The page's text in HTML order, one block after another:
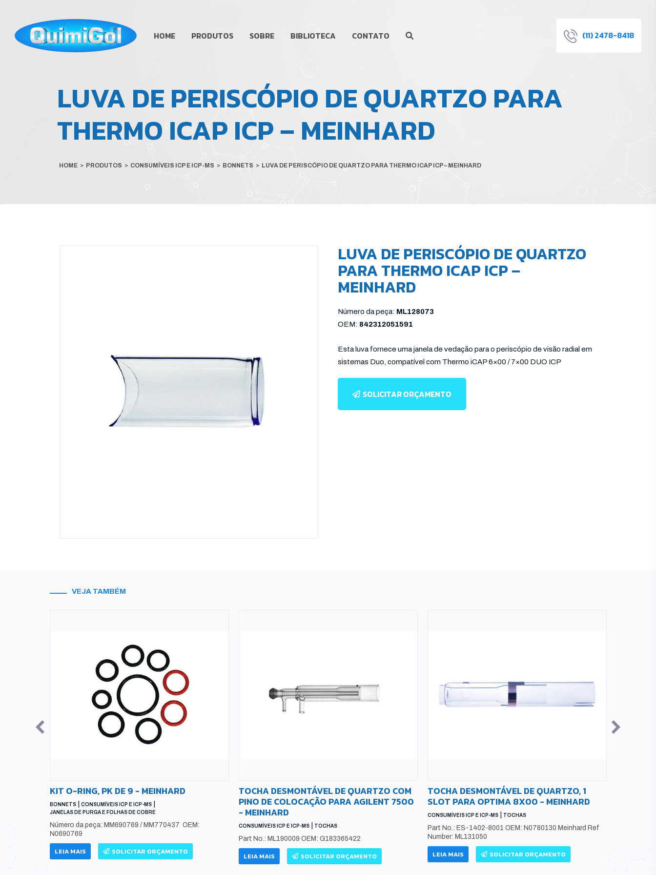
HOME PRODUTOS SOBRE BIBLIOTECA CONTATO (11) 2478-8418
LUVA DE PERISCÓPIO DE QUARTZO PARA
THERMO ICAP ICP – MEINHARD
HOME > PRODUTOS > CONSUMÍVEIS ICP E ICP-MS > BONNETS > LUVA DE PERISCÓPIO DE QUARTZO PARA THERMO ICAP ICP – MEINHARD
LUVA DE PERISCÓPIO DE QUARTZO
PARA THERMO ICAP ICP –
MEINHARD
Número da peça: ML128073
OEM: 842312051591
Esta luva fornece uma janela de vedação para o periscópio de visão radial em
sistemas Duo, compatível com Thermo iCAP 6×00 / 7×00 DUO ICP
SOLICITAR ORÇAMENTO
VEJA TAMBÉM
KIT O-RING, PK DE 9 - MEINHARD
BONNETS CONSUMÍVEIS ICP E ICP-MS
JANELAS DE PURGA E FOLHAS DE COBRE
Número da peça: MM690769 / MM770437 OEM:
N0690769
LEIA MAIS SOLICITAR ORÇAMENTO
TOCHA DESMONTÁVEL DE QUARTZO COM
PINO DE COLOCAÇÃO PARA AGILENT 7500
- MEINHARD
CONSUMÍVEIS ICP E ICP-MS TOCHAS
Part No.: ML190009 OEM: G183365422
LEIA MAIS SOLICITAR ORÇAMENTO
TOCHA DESMONTÁVEL DE QUARTZO, 1
SLOT PARA OPTIMA 8X00 - MEINHARD
CONSUMÍVEIS ICP E ICP-MS TOCHAS
Part No.: ES-1402-8001 OEM: N0780130 Meinhard Ref
Number: ML131050
LEIA MAIS SOLICITAR ORÇAMENTO